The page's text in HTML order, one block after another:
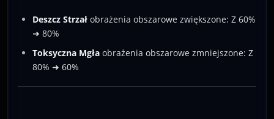
Deszcz Strzał obrażenia obszarowe zwiększone: Z 60%
➜ 80%
Toksyczna Mgła obrażenia obszarowe zmniejszone: Z
80% ➜ 60%